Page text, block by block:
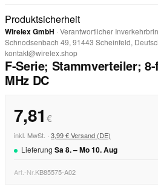
Produktsicherheit
Wirelex GmbH · Verantwortlicher
Schnodsenbach 49, 91443 Scheinfeld,
kontakt@wirelex.shop
F-Serie; Stammverteiler;
MHz DC
7,81 €
inkl. MwSt. · 3,99 € Versand (DE)
Lieferung Sa8. –Mo10.Aug
Art.-Nr.KB85575-A02